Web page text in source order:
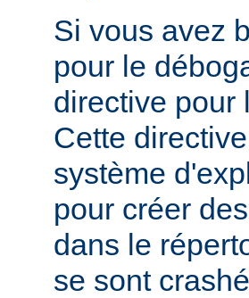
Si vous avez
pour le
directive pour
Cette
système
pour créer
dans le
se sont